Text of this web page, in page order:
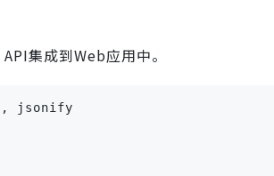
集成到Web应用中。
jsonify